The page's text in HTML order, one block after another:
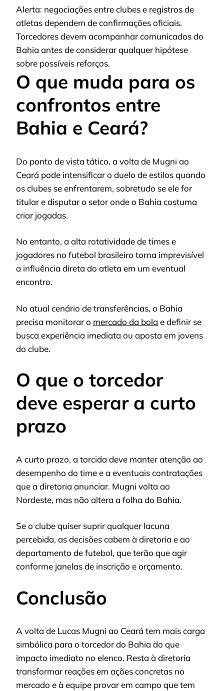
Alerta: negociações entre clubes e registros de
atletas dependem de confirmações oficiais.
Torcedores devem acompanhar comunicados do
Bahia antes de considerar qualquer hipótese
sobre possíveis reforços.
O que muda para os
confrontos entre
Bahia e Ceará?
Do ponto de vista tático, a volta de Mugni ao
Ceará pode intensificar o duelo de estilos quando
os clubes se enfrentarem, sobretudo se ele for
titular e disputar o setor onde o Bahia costuma
criar jogadas.
No entanto, a alta rotatividade de times e
jogadores no futebol brasileiro torna imprevisível
a influência direta do atleta em um eventual
encontro.
No atual cenário de transferências, o Bahia
precisa monitorar o mercado da bola e definir se
busca experiência imediata ou aposta em jovens
do clube.
O que o torcedor
deve esperar a curto
prazo
A curto prazo, a torcida deve manter atenção ao
desempenho do time e a eventuais contratações
que a diretoria anunciar. Mugni volta ao
Nordeste, mas não altera a folha do Bahia.
Se o clube quiser suprir qualquer lacuna
percebida, as decisões cabem à diretoria e ao
departamento de futebol, que terão que agir
conforme janelas de inscrição e orçamento.
Conclusão
A volta de Lucas Mugni ao Ceará tem mais carga
simbólica para o torcedor do Bahia do que
impacto imediato no elenco. Resta à diretoria
transformar reações em ações concretas no
mercado e à equipe provar em campo que tem